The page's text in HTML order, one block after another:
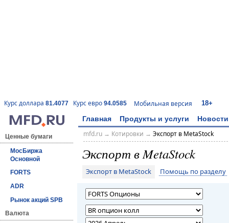
Курс доллара 81.4077 Курс евро 94.0585 Мобильная версия 18+
Главная Продукты и услуги Новости
Ценные бумаги
МосБиржа
Основной
FORTS
ADR
Рынок акций SPB
Валюта
mfd.ru→ Котировки → Экспорт в MetaStock
Экспорт в MetaStock
Экспорт в MetaStock Помощь по разделу